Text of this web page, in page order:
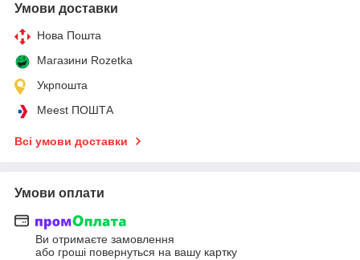
Умови доставки
Нова Пошта
Магазини Rozetka
Укрпошта
Meest ПОШТА
Всі умови доставки
Умови оплати
Ви отримаєте замовлення
або гроші повернуться на вашу картку